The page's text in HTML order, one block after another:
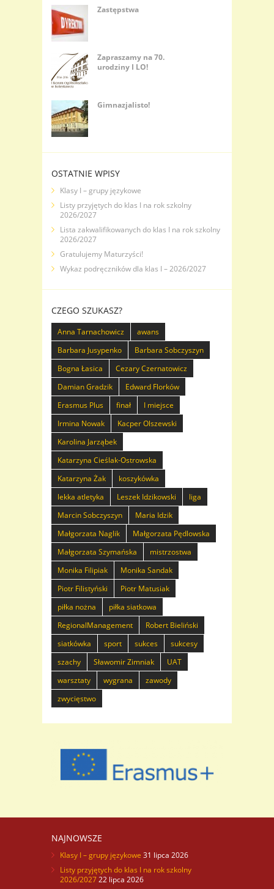
Zastępstwa
Zapraszamy na 70.
urodziny I LO!
Gimnazjalisto!
OSTATNIE WPISY
Klasy I – grupy językowe
Listy przyjętych do klas I na rok szkolny
2026/2027
Lista zakwalifikowanych do klas I na rok szkolny
2026/2027
Gratulujemy Maturzyści!
Wykaz podręczników dla klas I – 2026/2027
CZEGO SZUKASZ?
Anna Tarnachowicz
awans
Barbara Jusypenko
Barbara Sobczyszyn
Bogna Łasica
Cezary Czernatowicz
Damian Gradzik
Edward Florków
Erasmus Plus
finał
I miejsce
Irmina Nowak
Kacper Olszewski
Karolina Jarząbek
Katarzyna Cieślak-Ostrowska
Katarzyna Żak
koszykówka
lekka atletyka
Leszek Idzikowski
liga
Marcin Sobczyszyn
Maria Idzik
Małgorzata Naglik
Małgorzata Pędlowska
Małgorzata Szymańska
mistrzostwa
Monika Filipiak
Monika Sandak
Piotr Filistyński
Piotr Matusiak
piłka nożna
piłka siatkowa
RegionalManagement
Robert Bieliński
siatkówka
sport sukces
sukcesy
szachy
Sławomir Zimniak
UAT
warsztaty
wygrana
zawody
zwycięstwo
NAJNOWSZE
Klasy I – grupy językowe 31 lipca 2026
Listy przyjętych do klas I na rok szkolny
2026/202722 lipca 2026